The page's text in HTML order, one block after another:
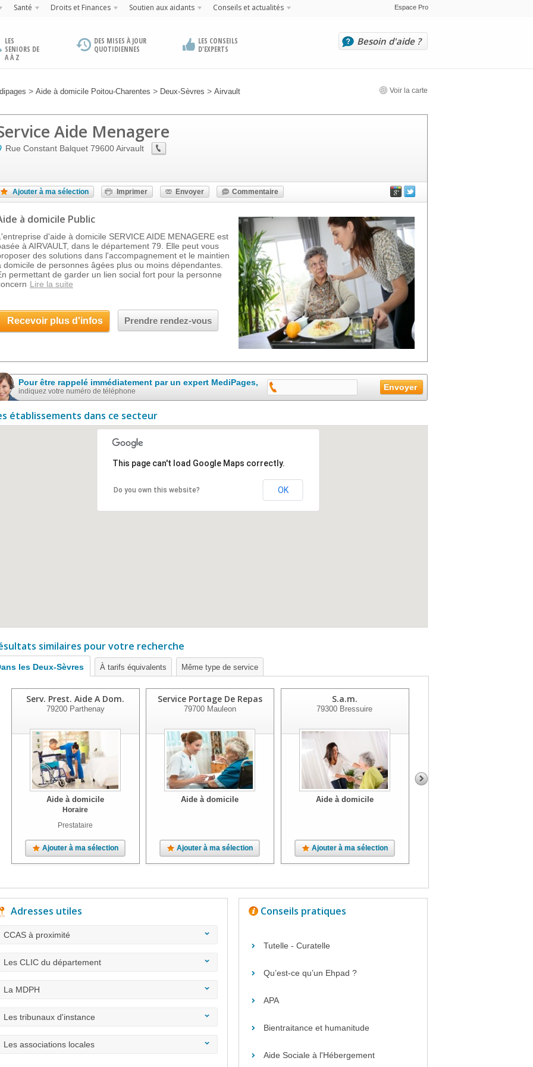
Santé Droits et Finances Soutien aux aidants Conseils et actualités Espace Pro
LES
SENIORS DE
A À Z
DES MISES À JOUR
QUOTIDIENNES
LES CONSEILS
D'EXPERTS
Besoin d'aide ?
> Aide à domicile Poitou-Charentes > Deux-Sèvres > Airvault Voir la carte
Aide Menagere
Rue Constant Balquet 79600Airvault
Ajouter à ma sélection Imprimer Envoyer Commentaire
à domicile Public
d'aide à domicile SERVICE AIDE MENAGERE est
à AIRVAULT, dans le département 79. Elle peut vous
des solutions dans l'accompagnement et le maintien
domicile de personnes âgées plus ou moins dépendantes.
permettant de garder un lien social fort pour la personne
Lire la suite
Recevoir plus d'infos Prendre rendez-vous
Pour être rappelé immédiatement par un expert MediPages,
indiquez votre numéro de téléphone
établissements dans ce secteur
This page can't load Google Maps correctly.
Do you own this website? OK
similaires pour votre recherche
les Deux-Sèvres À tarifs équivalents Même type de service
Serv. Prest. Aide A Dom.
79200Parthenay
Aide à domicile
Horaire
Prestataire
Ajouter à ma sélection
Service Portage De Repas
79700Mauleon
Aide à domicile
Ajouter à ma sélection
S.a.m.
79300 Bressuire
Aide à domicile
Ajouter à ma sélection
Adresses utiles
CCAS à proximité
Les CLIC du département
La MDPH
Les tribunaux d'instance
Les associations locales
Conseils pratiques
Tutelle - Curatelle
Qu’est-ce qu’un Ehpad ?
APA
Bientraitance et humanitude
Aide Sociale à l'Hébergement